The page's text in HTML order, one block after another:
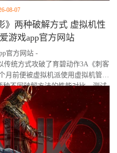
08-07
》两种破解方式 虚拟机性
游戏app官方网站
官方网站 -
传统方式攻破了育碧动作3A《刺客
月前便被虚拟机派使用虚拟机管理
不同破解方法的性能对比。测试
是否真的会像许多玩家认为的那
的帧数下降。